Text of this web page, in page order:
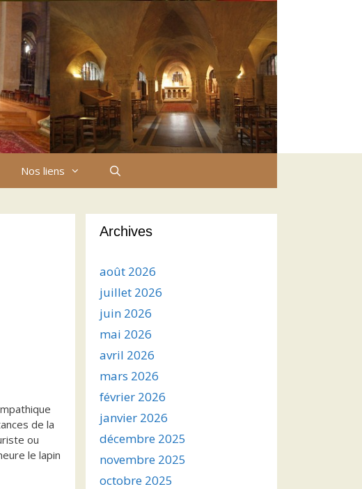
Nos liens
de la
ou
le lapin
Archives
août 2026
juillet 2026
juin 2026
mai 2026
avril 2026
mars 2026
février 2026
janvier 2026
décembre 2025
novembre 2025
octobre 2025